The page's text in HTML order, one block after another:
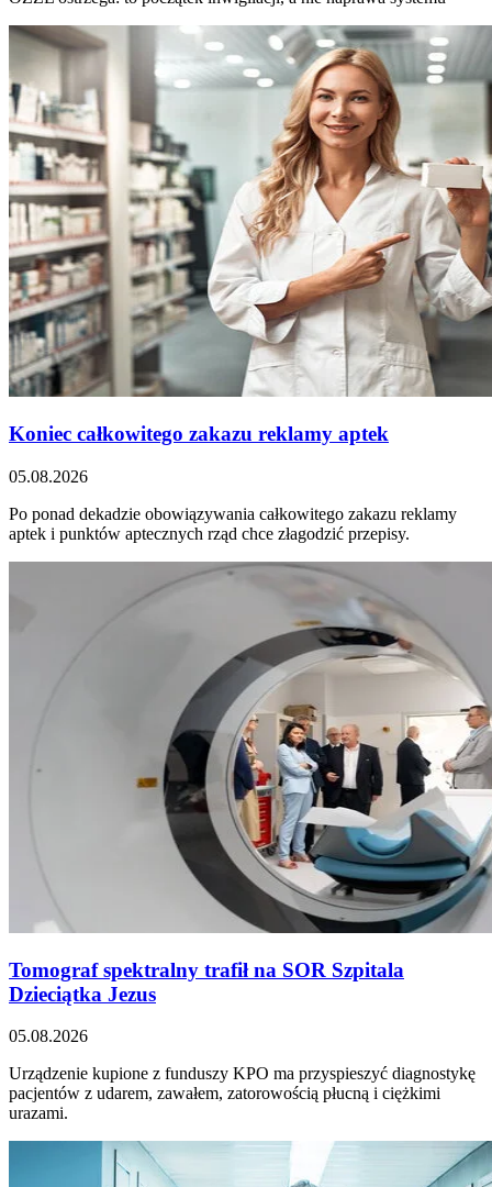
Koniec całkowitego zakazu reklamy aptek
05.08.2026
Po ponad dekadzie obowiązywania całkowitego zakazu reklamy
aptek i punktów aptecznych rząd chce złagodzić przepisy.
Tomograf spektralny trafił na SOR Szpitala
Dzieciątka Jezus
05.08.2026
Urządzenie kupione z funduszy KPO ma przyspieszyć diagnostykę
pacjentów z udarem, zawałem, zatorowością płucną i ciężkimi
urazami.